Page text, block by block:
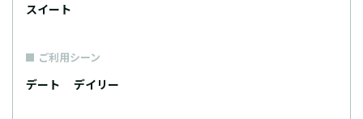
スイート
ご利用シーン
デート デイリー